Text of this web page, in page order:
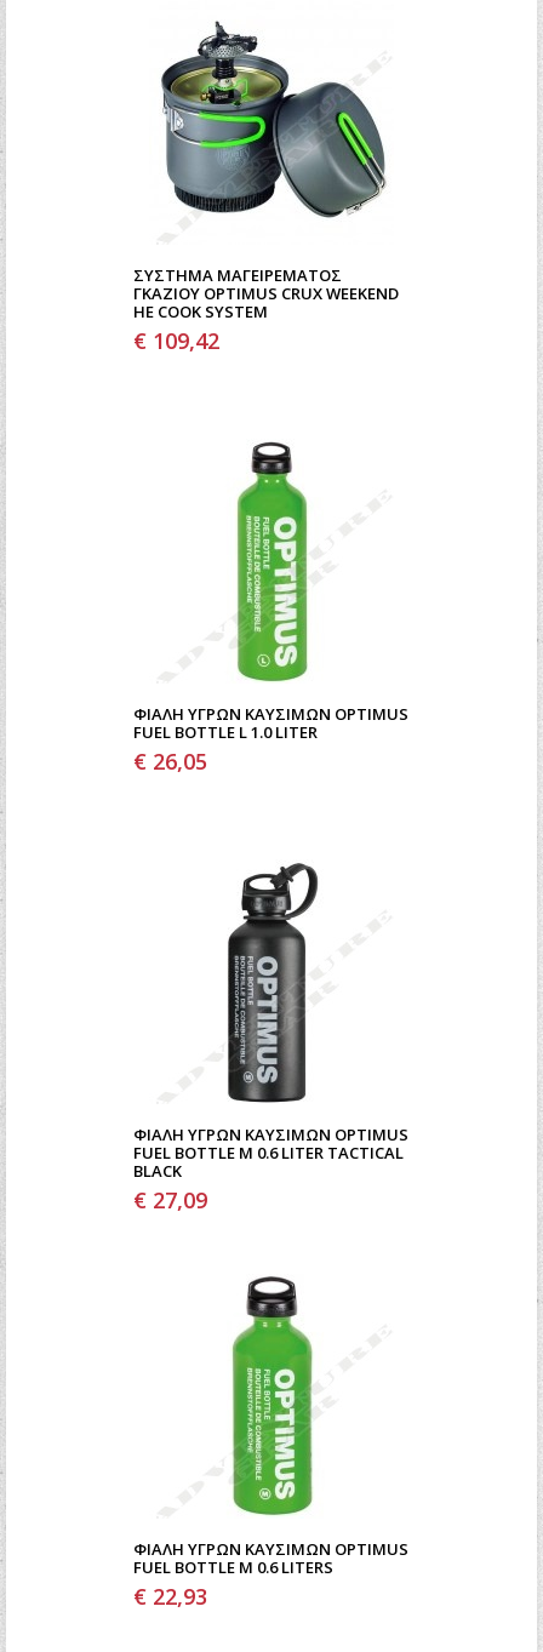
ΣΎΣΤΗΜΑ ΜΑΓΕΙΡΈΜΑΤΟΣ
ΓΚΑΖΙΟΎ OPTIMUS CRUX WEEKEND
HE COOK SYSTEM
€ 109,42
ΦΙΆΛΗ ΥΓΡΏΝ ΚΑΥΣΊΜΩΝ OPTIMUS
FUEL BOTTLE L 1.0 LITER
€ 26,05
ΦΙΆΛΗ ΥΓΡΏΝ ΚΑΥΣΊΜΩΝ OPTIMUS
FUEL BOTTLE M 0.6 LITER TACTICAL
BLACK
€ 27,09
ΦΙΆΛΗ ΥΓΡΏΝ ΚΑΥΣΊΜΩΝ OPTIMUS
FUEL BOTTLE M 0.6 LITERS
€ 22,93